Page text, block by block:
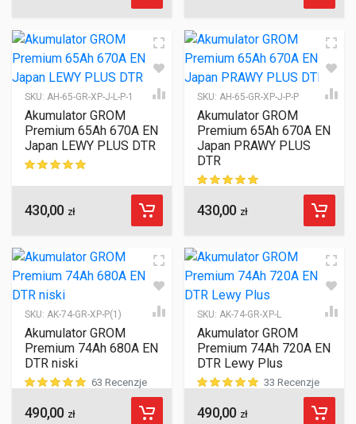
SKU: AH-65-GR-XP-J-L-P-1
Akumulator GROM
Premium 65Ah 670A EN
Japan LEWY PLUS DTR
430,00 zł
SKU: AH-65-GR-XP-J-P-P
Akumulator GROM
Premium 65Ah 670A EN
Japan PRAWY PLUS
DTR
ocen klientów
430,00 zł
SKU: AK-74-GR-XP-P(1)
Akumulator GROM
Premium 74Ah 680A EN
DTR niski
ocen klientów
63 Recenzje
490,00 zł
SKU: AK-74-GR-XP-L
Akumulator GROM
Premium 74Ah 720A EN
DTR Lewy Plus
ocen klientów
33 Recenzje
490,00 zł